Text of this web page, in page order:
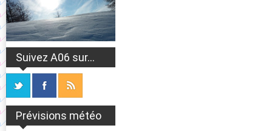
Suivez A06 sur...
Prévisions météo